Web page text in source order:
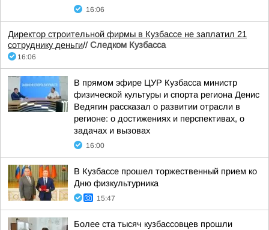
16:06
Директор строительной фирмы в Кузбассе не заплатил 21
сотруднику деньги// Следком Кузбасса
16:06
В прямом эфире ЦУР Кузбасса министр
физической культуры и спорта региона Денис
Ведягин рассказал о развитии отрасли в
регионе: о достижениях и перспективах, о
задачах и вызовах
16:00
В Кузбассе прошел торжественный прием ко
Дню физкультурника
15:47
Более ста тысяч кузбассовцев прошли